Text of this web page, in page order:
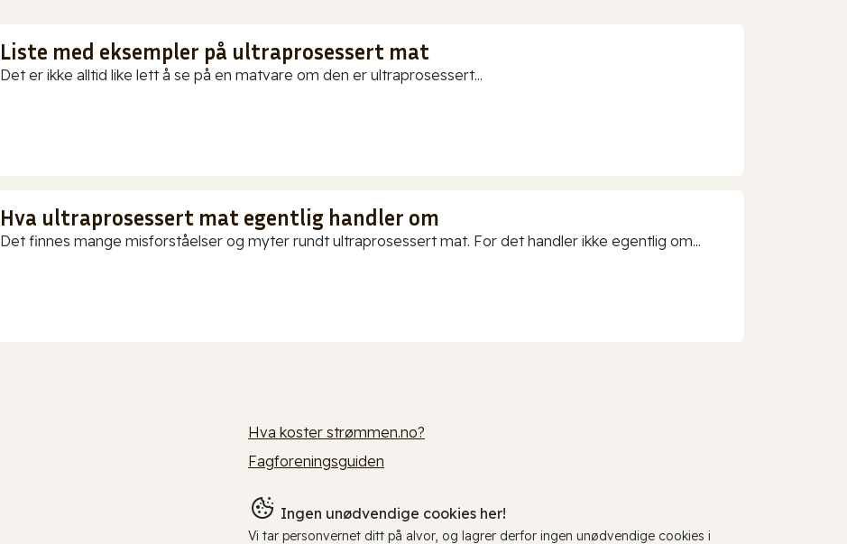
Liste med eksempler på ultraprosessert mat
Det er ikke alltid like lett å se på en matvare om den er ultraprosessert...
Hva ultraprosessert mat egentlig handler om
Det finnes mange misforståelser og myter rundt ultraprosessert mat. For det handler ikke egentlig om...
Hva koster strømmen.no?
Fagforeningsguiden
Ingen unødvendige cookies her!
Vi tar personvernet ditt på alvor, og lagrer derfor ingen unødvendige cookies i